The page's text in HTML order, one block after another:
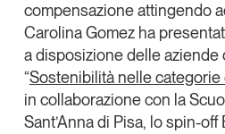
compensazione attingendo
Carolina Gomez ha
a disposizione delle aziende
“Sostenibilità nelle
in collaborazione con la
Sant’Anna di Pisa, lo spin-off